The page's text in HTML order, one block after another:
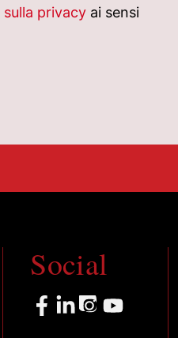
privacy ai sensi
Social